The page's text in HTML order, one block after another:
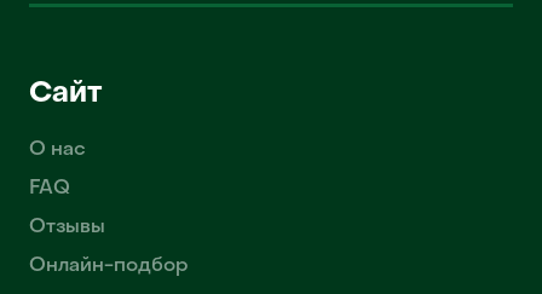
Сайт
О нас
FAQ
Отзывы
Онлайн-подбор